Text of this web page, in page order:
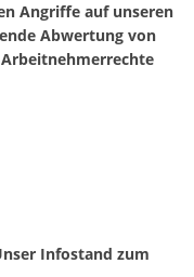
Angriffe auf unseren
Abwertung von
Infostand zum